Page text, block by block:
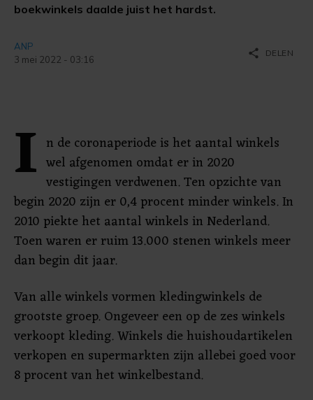
boekwinkels daalde juist het hardst.
ANP
3 mei 2022 - 03:16
share DELEN
I n de coronaperiode is het aantal winkels
wel afgenomen omdat er in 2020
vestigingen verdwenen. Ten opzichte van
begin 2020 zijn er 0,4 procent minder winkels. In
2010 piekte het aantal winkels in Nederland.
Toen waren er ruim 13.000 stenen winkels meer
dan begin dit jaar.
Van alle winkels vormen kledingwinkels de
grootste groep. Ongeveer een op de zes winkels
verkoopt kleding. Winkels die huishoudartikelen
verkopen en supermarkten zijn allebei goed voor
8 procent van het winkelbestand.